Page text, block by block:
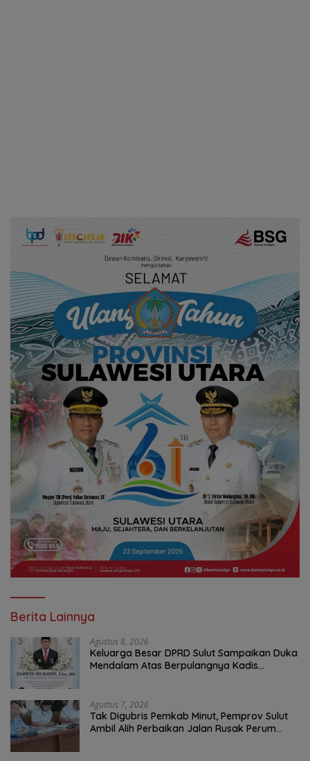
Berita Lainnya
Agustus 8, 2026
Keluarga Besar DPRD Sulut Sampaikan Duka
Mendalam Atas Berpulangnya Kadis
Agustus 7, 2026
Tak Digubris Pemkab Minut, Pemprov Sulut
Ambil Alih Perbaikan Jalan Rusak Perum